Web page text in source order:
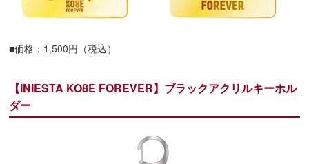
■価格：1,500円（税込）
【INIESTA KO8E FOREVER】ブラックアクリルキーホル
ダー